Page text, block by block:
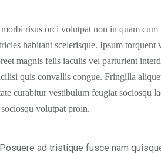
risus orci volutpat non in quam cum
habitant scelerisque. Ipsum torquent
magnis felis iaculis vel parturient
quis convallis congue. Fringilla
curabitur vestibulum feugiat sociosqu
volutpat proin.
Posuere ad tristique fusce nam